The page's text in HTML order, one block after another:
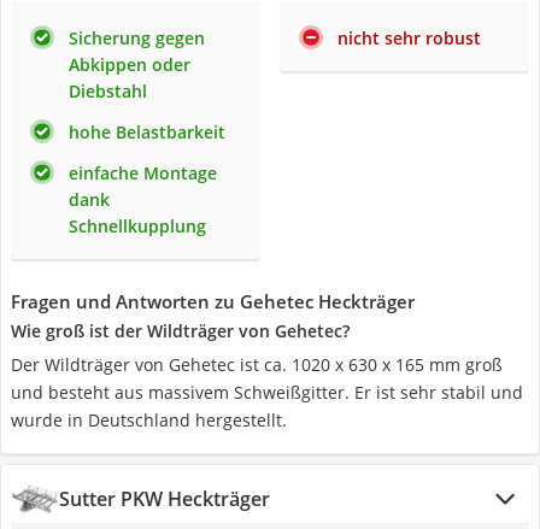
Sicherung gegen
Abkippen oder
Diebstahl
hohe Belastbarkeit
einfache Montage
dank
Schnellkupplung
nicht sehr robust
Fragen und Antworten zu Gehetec Heckträger
Wie groß ist der Wildträger von Gehetec?
Der Wildträger von Gehetec ist ca. 1020 x 630 x 165 mm groß
und besteht aus massivem Schweißgitter. Er ist sehr stabil und
wurde in Deutschland hergestellt.
Sutter PKW Heckträger